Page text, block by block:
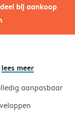
bij aankoop
lees meer
aanpasbaar